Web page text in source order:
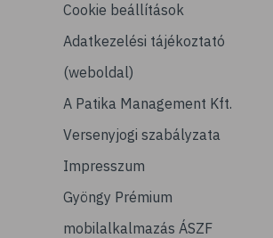
Cookie beállítások
Adatkezelési tájékoztató
(weboldal)
A Patika Management Kft.
Versenyjogi szabályzata
Impresszum
Gyöngy Prémium
mobilalkalmazás ÁSZF